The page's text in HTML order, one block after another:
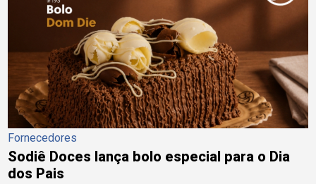
Fornecedores
Sodiê Doces lança bolo especial para o Dia
dos Pais